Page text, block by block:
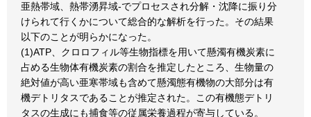
亜熱帯域、熱帯湧昇域-でプロセスされ分解・沈降に振り分
けられて行くかについて総合的な解析を行った。その結果
以下のことが明らかになった。
(1)ATP、クロロフィル等生物指標を用いて懸濁有機炭素に
占める生物体有機炭素の割合を推定したところ、生物量の
絶対値が高い亜寒帯域も含めて懸濁態有機物の大部分は有
機デトリタスであることが推定された。この有機態デトリ
タスの生成にも捕食等の従属栄養過程が寄与している。